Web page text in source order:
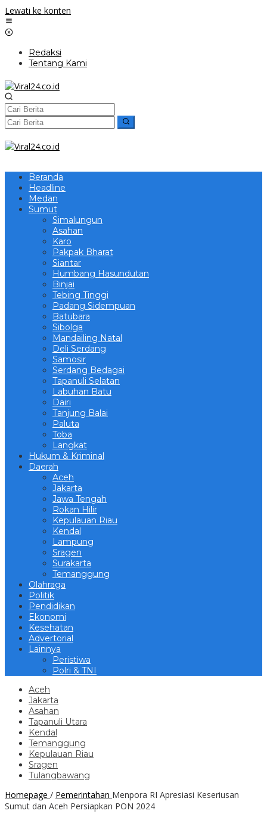
Lewati ke konten
Redaksi
Tentang Kami
Beranda
Headline
Medan
Sumut
Simalungun
Asahan
Karo
Pakpak Bharat
Siantar
Humbang Hasundutan
Binjai
Tebing Tinggi
Padang Sidempuan
Batubara
Sibolga
Mandailing Natal
Deli Serdang
Samosir
Serdang Bedagai
Tapanuli Selatan
Labuhan Batu
Dairi
Tanjung Balai
Paluta
Toba
Langkat
Hukum & Kriminal
Daerah
Aceh
Jakarta
Jawa Tengah
Rokan Hilir
Kepulauan Riau
Kendal
Lampung
Sragen
Surakarta
Temanggung
Olahraga
Politik
Pendidikan
Ekonomi
Kesehatan
Advertorial
Lainnya
Peristiwa
Polri & TNI
Aceh
Jakarta
Asahan
Tapanuli Utara
Kendal
Temanggung
Kepulauan Riau
Sragen
Tulangbawang
Homepage / Pemerintahan Menpora RI Apresiasi Keseriusan
Sumut dan Aceh Persiapkan PON 2024